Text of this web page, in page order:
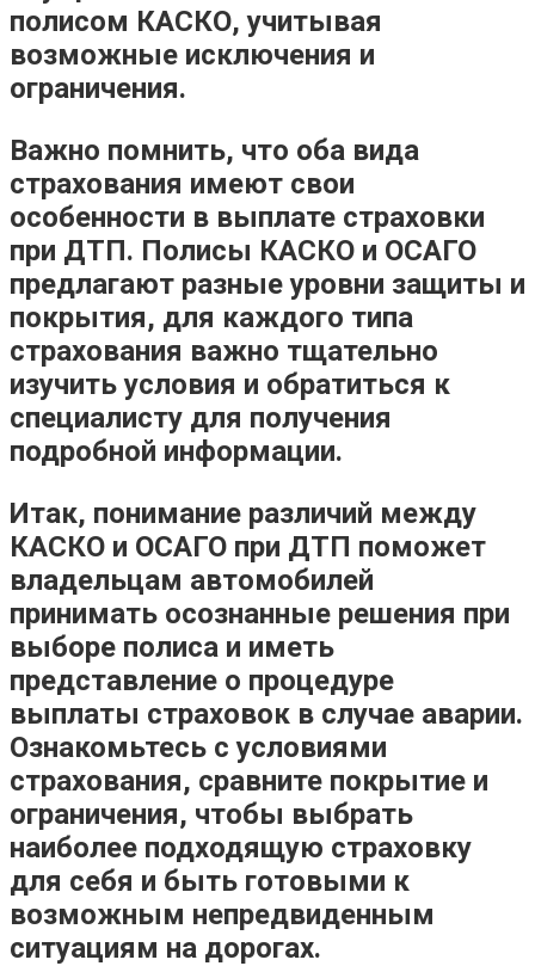
полисом КАСКО, учитывая
возможные исключения и
ограничения.
Важно помнить, что оба вида
страхования имеют свои
особенности в выплате страховки
при ДТП. Полисы КАСКО и ОСАГО
предлагают разные уровни защиты и
покрытия, для каждого типа
страхования важно тщательно
изучить условия и обратиться к
специалисту для получения
подробной информации.
Итак, понимание различий между
КАСКО и ОСАГО при ДТП поможет
владельцам автомобилей
принимать осознанные решения при
выборе полиса и иметь
представление о процедуре
выплаты страховок в случае аварии.
Ознакомьтесь с условиями
страхования, сравните покрытие и
ограничения, чтобы выбрать
наиболее подходящую страховку
для себя и быть готовыми к
возможным непредвиденным
ситуациям на дорогах.